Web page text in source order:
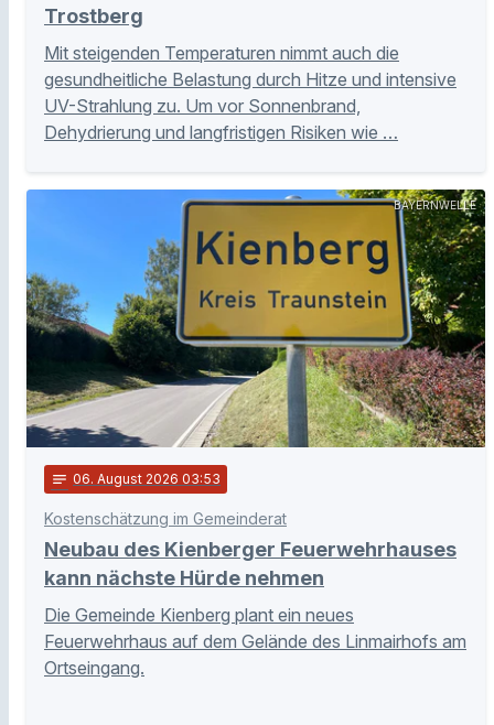
Trostberg
Mit steigenden Temperaturen nimmt auch die
gesundheitliche Belastung durch Hitze und intensive
UV-Strahlung zu. Um vor Sonnenbrand,
Dehydrierung und langfristigen Risiken wie …
BAYERNWELLE
notes 06. August 2026 03:53
Kostenschätzung im Gemeinderat
Neubau des Kienberger Feuerwehrhauses
kann nächste Hürde nehmen
Die Gemeinde Kienberg plant ein neues
Feuerwehrhaus auf dem Gelände des Linmairhofs am
Ortseingang.